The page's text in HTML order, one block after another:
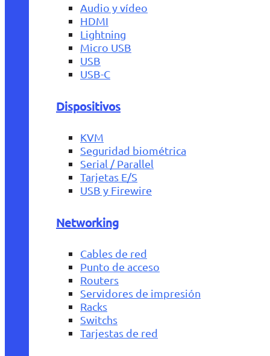
Audio y vídeo
HDMI
Lightning
Micro USB
USB
USB-C
Dispositivos
KVM
Seguridad biométrica
Serial / Parallel
Tarjetas E/S
USB y Firewire
Networking
Cables de red
Punto de acceso
Routers
Servidores de impresión
Racks
Switchs
Tarjestas de red